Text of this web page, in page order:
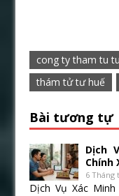
cong ty tham tu
thám tử tư huế
Bài tương tự
Dịch
Chính
6 Tháng
Dịch Vụ Xác